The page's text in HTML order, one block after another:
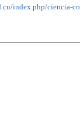
index.php/ciencia-